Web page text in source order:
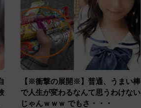
【※衝撃の展開※】普通、うまい棒
で人生が変わるなんて思うわけない
じゃんｗｗｗ でもさ・・・